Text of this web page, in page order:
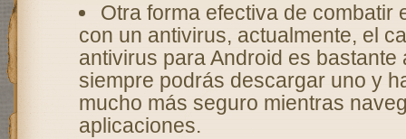
Otra forma efectiva de combatir
con un antivirus, actualmente, el
antivirus para Android es bastante
siempre podrás descargar uno y
mucho más seguro mientras
aplicaciones.